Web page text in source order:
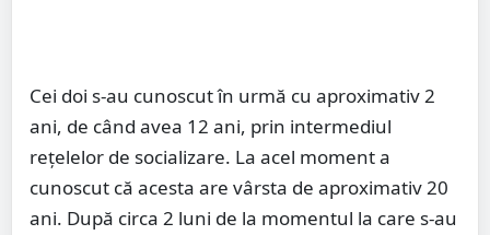
Cei doi s-au cunoscut în urmă cu aproximativ 2
ani, de când avea 12 ani, prin intermediul
rețelelor de socializare. La acel moment a
cunoscut că acesta are vârsta de aproximativ 20
ani. După circa 2 luni de la momentul la care s-au